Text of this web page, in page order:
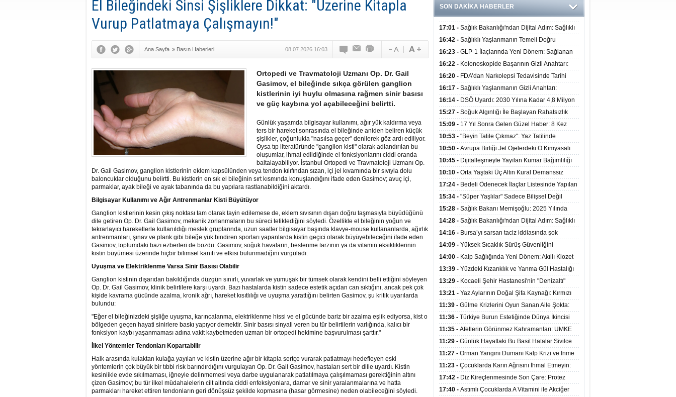
El Bileğindeki Sinsi Şişliklere Dikkat: "Üzerine Kitapla
Vurup Patlatmaya Çalışmayın!"
Ana Sayfa » Basın Haberleri 08.07.2026 16:03
Ortopedi ve Travmatoloji Uzmanı Op. Dr. Gail
Gasimov, el bileğinde sıkça görülen ganglion
kistlerinin iyi huylu olmasına rağmen sinir basısı
ve güç kaybına yol açabileceğini belirtti.
Günlük yaşamda bilgisayar kullanımı, ağır yük kaldırma veya
ters bir hareket sonrasında el bileğinde aniden beliren küçük
şişlikler, çoğunlukla "nasılsa geçer" denilerek göz ardı ediliyor.
Oysa tıp literatüründe "ganglion kisti" olarak adlandırılan bu
oluşumlar, ihmal edildiğinde el fonksiyonlarını ciddi oranda
baltalayabiliyor. İstanbul Ortopedi ve Travmatoloji Uzmanı Op.
Dr. Gail Gasimov, ganglion kistlerinin eklem kapsülünden veya tendon kılıfından sızan, içi jel kıvamında bir sıvıyla dolu
baloncuklar olduğunu belirtti. Bu kistlerin en sık el bileğinin sırt kısmında konuşlandığını ifade eden Gasimov; avuç içi,
parmaklar, ayak bileği ve ayak tabanında da bu yapılara rastlanabildiğini aktardı.
Bilgisayar Kullanımı ve Ağır Antrenmanlar Kisti Büyütüyor
Ganglion kistlerinin kesin çıkış noktası tam olarak tayin edilemese de, eklem sıvısının dışarı doğru taşmasıyla büyüdüğünü
dile getiren Op. Dr. Gail Gasimov, mekanik zorlanmaların bu süreci tetiklediğini söyledi. Özellikle el bileğinin yoğun ve
tekrarlayıcı hareketlerle kullanıldığı meslek gruplarında, uzun saatler bilgisayar başında klavye-mouse kullananlarda, ağırlık
antrenmanları, şınav ve plank gibi bileğe yük bindiren sporları yapanlarda kistin geçici olarak büyüyebileceğini ifade eden
Gasimov, toplumdaki bazı ezberleri de bozdu. Gasimov, soğuk havaların, beslenme tarzının ya da vitamin eksikliklerinin
kistin büyümesi üzerinde hiçbir bilimsel kanıtı ve etkisi bulunmadığını vurguladı.
Uyuşma ve Elektriklenme Varsa Sinir Basısı Olabilir
Ganglion kistinin dışarıdan bakıldığında düzgün sınırlı, yuvarlak ve yumuşak bir tümsek olarak kendini belli ettiğini söyleyen
Op. Dr. Gail Gasimov, klinik belirtilere karşı uyardı. Bazı hastalarda kistin sadece estetik açıdan can sıktığını, ancak pek çok
kişide kavrama gücünde azalma, kronik ağrı, hareket kısıtlılığı ve uyuşma yarattığını belirten Gasimov, şu kritik uyarılarda
bulundu:
"Eğer el bileğinizdeki şişliğe uyuşma, karıncalanma, elektriklenme hissi ve el gücünde bariz bir azalma eşlik ediyorsa, kist o
bölgeden geçen hayati sinirlere baskı yapıyor demektir. Sinir basısı sinyali veren bu tür belirtilerin varlığında, kalıcı bir
fonksiyon kaybı yaşanmaması adına vakit kaybetmeden uzman bir ortopedi hekimine başvurulması şarttır."
İlkel Yöntemler Tendonları Kopartabilir
Halk arasında kulaktan kulağa yayılan ve kistin üzerine ağır bir kitapla sertçe vurarak patlatmayı hedefleyen eski
yöntemlerin çok büyük bir tıbbi risk barındırdığını vurgulayan Op. Dr. Gail Gasimov, hastaları sert bir dille uyardı. Kistin
kesinlikle evde sıkılmaması, iğneyle delinmemesi veya darbe uygulanarak patlatılmaya çalışılmaması gerektiğinin altını
çizen Gasimov; bu tür ilkel müdahalelerin cilt altında ciddi enfeksiyonlara, damar ve sinir yaralanmalarına ve hatta
parmakları hareket ettiren tendonların geri dönüşsüz şekilde kopmasına (hasar görmesine) neden olabileceğini söyledi.
SON DAKİKA HABERLER
17:01 - Sağlık Bakanlığı'ndan Dijital Adım: Sağlıklı
Hayat Merkezlerinde Uzaktan Danışmanlık Dönemi
Başladı
16:42 - Sağlıklı Yaşlanmanın Temeli Doğru
Beslenmeden Geçiyor: İleri Yaşta Hangi Besin
Öğelerine İhtiyaç Duyuluyor?
16:23 - GLP-1 İlaçlarında Yeni Dönem: Sağlanan
Faydalar Yalnızca Kilo Kaybıyla Sınırlı Değil
16:22 - Kolonoskopide Başarının Gizli Anahtarı:
Yetersiz Bağırsak Temizliği Poliplerin Gözden
Kaçmasına Neden Oluyor
16:20 - FDA’dan Narkolepsi Tedavisinde Tarihi
Onay: Oreksin Sistemini Hedefleyen İlk İlaç
Kullanıma Sunuldu
16:17 - Sağlıklı Yaşlanmanın Gizli Anahtarı:
Düzenli Kuvvet Antrenmanı Kas Ve Kemik Sağlığını
Koruyor
16:14 - DSÖ Uyardı: 2030 Yılına Kadar 4,8 Milyon
Hemşire ve Ebe Açığı Oluşabilir
15:27 - Soğuk Algınlığı İle Başlayan Rahatsızlık
Karaciğer Yetmezliği Çıktı: 17 Yıl Sonra Nakille
Hayata Tutundu
15:09 - 17 Yıl Sonra Gelen Güzel Haber: 8 Kez
Reddedilen Hastaya 9'uncu Çağrıda Nakil Yapıldı
10:53 - "Beyin Tatile Çıkmaz": Yaz Tatilinde
Öğrenilenlerin Yüzde 39'u Unutulabiliyor
10:50 - Avrupa Birliği Jel Ojelerdeki O Kimyasalı
Yasakladı: Kısırlık ve Alerji Riski Uyarısı
10:45 - Dijitalleşmeyle Yayılan Kumar Bağımlılığı
Beyni ve Aileyi Yıkıma Uğratıyor
10:10 - Orta Yaştaki Üç Altın Kural Demanssız
Yaşamı 13 Yıl Uzatabiliyor
17:24 - Bedeli Ödenecek İlaçlar Listesinde Yapılan
Düzenlemeler Hakkında Duyuru 2026/30
15:34 - "Süper Yaşlılar" Sadece Bilişsel Değil
Fiziksel Olarak da Daha Sağlıklı Yaşıyor
15:28 - Sağlık Bakanı Memişoğlu: 2025 Yılında
300 Bini Aşkın Kişiye Emzirme Eğitimi Verildi
14:28 - Sağlık Bakanlığı'ndan Dijital Adım: Sağlıklı
Hayat Merkezlerinde Uzaktan Sağlık Hizmeti
Başladı
14:16 - Bursa’yı sarsan taciz iddiasında şok
gelişme!
14:09 - Yüksek Sıcaklık Sürüş Güvenliğini
Düşürüyor: 40 Derecede Güvenli Sürüş Süresi 53
Dakikaya İniyor
14:00 - Kalp Sağlığında Yeni Dönem: Akıllı Klozet
Kapağı 30 Saniyede Ritim Bozukluğunu Tespit
Ediyor
13:39 - Yüzdeki Kızarıklık ve Yanma Gül Hastalığı
(Rozasea) Belirtisi Olabilir
13:29 - Kocaeli Şehir Hastanesi'nin "Denizaltı"
Görünümlü Ünitesi Hastalara Umut Oluyor
13:21 - Yaz Aylarının Doğal Şifa Kaynağı: Kırmızı
Meyveler Bağışıklığı ve Kalbi Koruyor
11:39 - Gülme Krizlerini Oyun Sanan Aile Şokta:
3,5 Yaşındaki Çocuk 8 Kez Felç Geçirdi
11:36 - Türkiye Burun Estetiğinde Dünya İkincisi
Oldu
11:35 - Afetlerin Görünmez Kahramanları: UMKE
Dev Kadrosuyla Görev Başında
11:29 - Günlük Hayattaki Bu Basit Hatalar Sivilce
Oluşumunu Tetikliyor
11:27 - Orman Yangını Dumanı Kalp Krizi ve İnme
Riskini Artırıyor
11:23 - Çocuklarda Karın Ağrısını İhmal Etmeyin:
Apandisit Habercisi Olabilir
17:42 - Diz Kireçlenmesinde Son Çare: Protez
Ameliyatı İle Yaşam Kalitesi Artıyor
17:40 - Astımlı Çocuklarda A Vitamini ile Akciğer